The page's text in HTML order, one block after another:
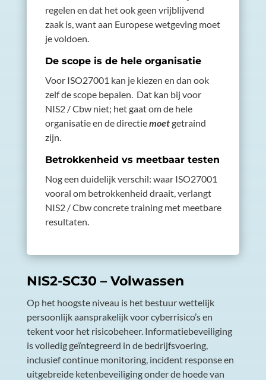
regelen en dat het ook geen vrijblijvend
zaak is, want aan Europese wetgeving moet
je voldoen.
De scope is de hele organisatie
Voor ISO27001 kan je kiezen en dan ook
zelf de scope bepalen. Dat kan bij voor
NIS2 / Cbw niet; het gaat om de hele
organisatie en de directiemoetgetraind
zijn.
Betrokkenheid vs meetbaar testen
Nog een duidelijk verschil: waar ISO27001
vooral om betrokkenheid draait, verlangt
NIS2 / Cbw concrete training met meetbare
resultaten.
NIS2-SC30 – Volwassen
Op het hoogste niveau is het bestuur wettelijk
persoonlijk aansprakelijk voor cyberrisico’s en
tekent voor het risicobeheer. Informatiebeveiliging
is volledig geïntegreerd in de bedrijfsvoering,
inclusief continue monitoring, incident response en
uitgebreide ketenbeveiliging onder de hoede van